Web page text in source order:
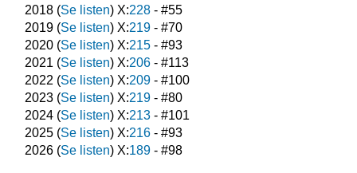
2018(Se listen) X:228- #55
2019(Se listen) X:219- #70
2020(Se listen) X:215- #93
2021 (Se listen) X:206- #113
2022 (Se listen) X:209- #100
2023(Se listen) X:219- #80
2024(Se listen) X:213- #101
2025(Se listen) X:216- #93
2026(Se listen) X:189- #98